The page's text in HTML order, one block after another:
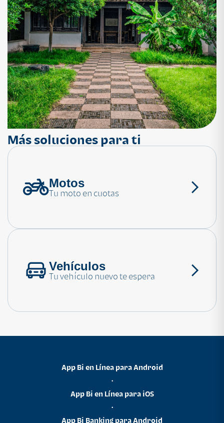
¿Necesitas ayuda?
Más soluciones para ti
Motos
Tu moto en cuotas
Vehículos
Tu vehículo nuevo te espera
App Bi en Línea para Android
•
App Bi en Línea para iOS
•
App Bi Banking para Android